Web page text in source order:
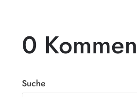
0
Suche